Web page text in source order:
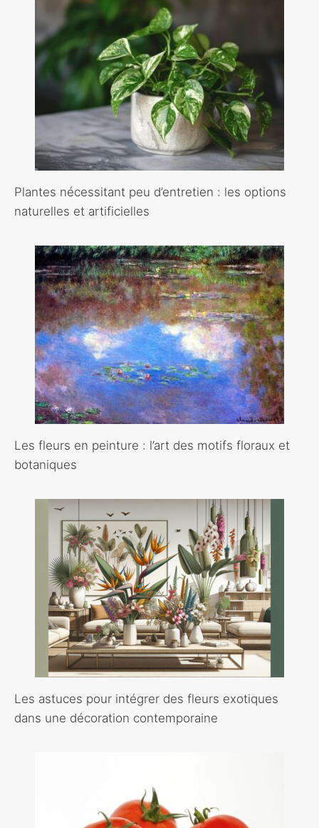
Plantes nécessitant peu d’entretien : les options
naturelles et artificielles
Les fleurs en peinture : l’art des motifs floraux et
botaniques
Les astuces pour intégrer des fleurs exotiques
dans une décoration contemporaine